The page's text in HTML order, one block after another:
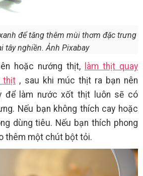
để tăng thêm mùi thơm đặc trưng
tây nghiền. Ảnh Pixabay
hoặc nướng thịt,
làm thịt quay
thịt , sau khi múc thịt ra bạn nên
để làm nước xốt thịt luôn sẽ có
Nếu bạn không thích cay hoặc
dùng tiêu. Nếu bạn thích phong
thêm một chút bột tỏi.